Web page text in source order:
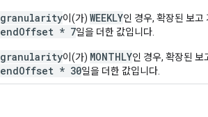
granularity이(가) WEEKLY인 경우, 확장된 보고
endOffset * 7일을 더한 값입니다.
granularity이(가) MONTHLY인 경우, 확장된 보
endOffset * 30일을 더한 값입니다.